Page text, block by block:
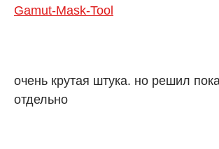
Gamut-Mask-Tool
очень крутая штука. но решил
отдельно